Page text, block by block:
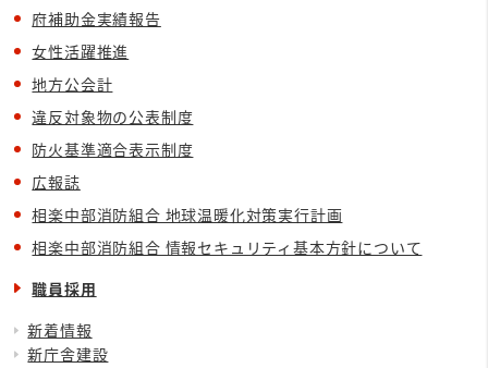
府補助金実績報告
女性活躍推進
地方公会計
違反対象物の公表制度
防火基準適合表示制度
広報誌
相楽中部消防組合 地球温暖化対策実行計画
相楽中部消防組合 情報セキュリティ基本方針について
職員採用
新着情報
新庁舎建設